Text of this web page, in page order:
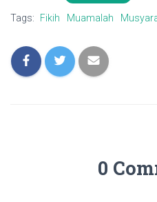
Tags: Fikih Muamalah
0